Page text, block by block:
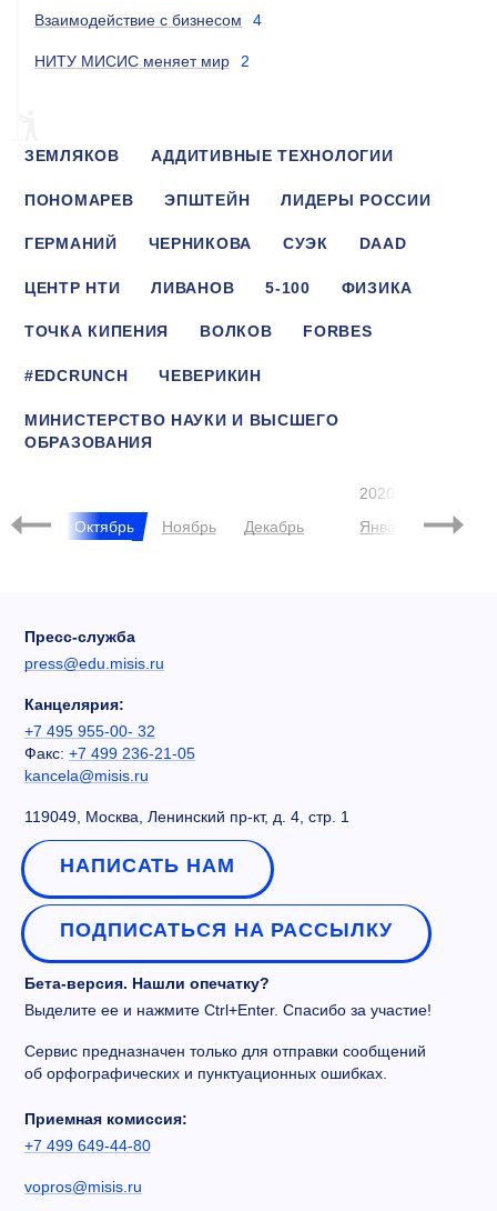
Взаимодействие с бизнесом 4
НИТУ МИСИС меняет мир 2
ЗЕМЛЯКОВ АДДИТИВНЫЕ ТЕХНОЛОГИИ
ПОНОМАРЕВ ЭПШТЕЙН ЛИДЕРЫ РОССИИ
ГЕРМАНИЙ ЧЕРНИКОВА СУЭК DAAD
ЦЕНТР НТИ ЛИВАНОВ 5-100 ФИЗИКА
ТОЧКА КИПЕНИЯ ВОЛКОВ FORBES
#EDCRUNCH ЧЕВЕРИКИН
МИНИСТЕРСТВО НАУКИ И ВЫСШЕГО
ОБРАЗОВАНИЯ
ЦИФРОВОЙ УНИВЕРСИТЕТ
Октябрь Ноябрь Декабрь
2020
Январь
Пресс-служба
press@edu.misis.ru
Канцелярия:
+7 495 955-00- 32
Факс: +7 499 236-21-05
kancela@misis.ru
119049, Москва, Ленинский пр-кт, д. 4, стр. 1
НАПИСАТЬ НАМ
ПОДПИСАТЬСЯ НА РАССЫЛКУ
Бета-версия. Нашли опечатку?
Выделите ее и нажмите Ctrl+Enter. Спасибо за участие!
Сервис предназначен только для отправки сообщений
об орфографических и пунктуационных ошибках.
Приемная комиссия:
+7 499 649-44-80
vopros@misis.ru